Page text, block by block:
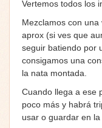
Vertemos todos los
Mezclamos con
aprox (si ves que
seguir batiendo por
consigamos una
la nata montada.
Cuando llega a ese
poco más y habrá
usar o guardar en la